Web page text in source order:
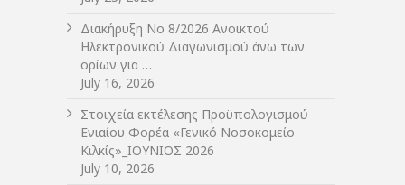
Διακήρυξη Νο 8/2026 Ανοικτού
Ηλεκτρονικού Διαγωνισμού άνω των
ορίων για …
July 16, 2026
Στοιχεία εκτέλεσης Προϋπολογισμού
Ενιαίου Φορέα «Γενικό Νοσοκομείο
Κιλκίς»_ΙΟΥΝΙΟΣ 2026
July 10, 2026